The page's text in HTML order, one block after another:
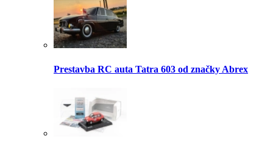
Prestavba RC auta Tatra 603 od značky Abrex